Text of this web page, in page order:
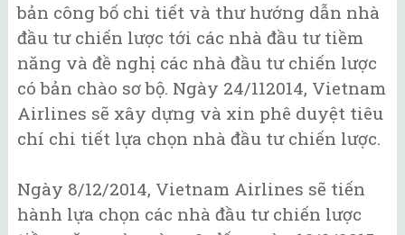
bản công bố chi tiết và thư hướng dẫn nhà
đầu tư chiến lược tới các nhà đầu tư tiềm
năng và đề nghị các nhà đầu tư chiến lược
có bản chào sơ bộ. Ngày 24/112014, Vietnam
Airlines sẽ xây dựng và xin phê duyệt tiêu
chí chi tiết lựa chọn nhà đầu tư chiến lược.
Ngày 8/12/2014, Vietnam Airlines sẽ tiến
hành lựa chọn các nhà đầu tư chiến lược